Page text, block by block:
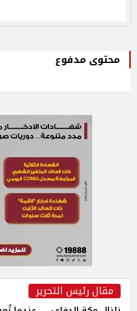
محتوى مدفوع
مقال رئيس التحرير